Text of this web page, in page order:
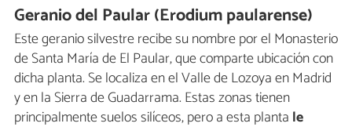
Geranio del Paular (Erodium paularense)
Este geranio silvestre recibe su nombre por el Monasterio
de Santa María de El Paular, que comparte ubicación con
dicha planta. Se localiza en el Valle de Lozoya en Madrid
y en la Sierra de Guadarrama. Estas zonas tienen
principalmente suelos silíceos, pero a esta planta le